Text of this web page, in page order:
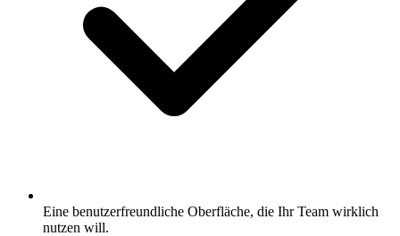
Eine benutzerfreundliche Oberfläche, die Ihr Team wirklich
nutzen will.